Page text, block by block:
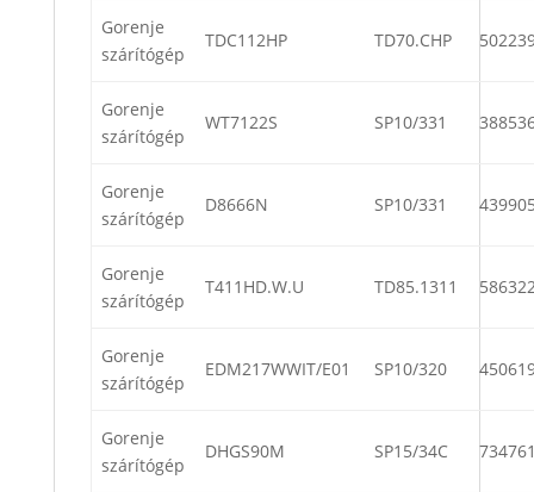
Gorenje
szárítógép
TDC112HP TD70.CHP
Gorenje
szárítógép
WT7122S SP10/331
Gorenje
szárítógép
D8666N SP10/331
Gorenje
szárítógép
T411HD.W.U TD85.1311
Gorenje
szárítógép
EDM217WWIT/E01 SP10/320
Gorenje
szárítógép
DHGS90M SP15/34C